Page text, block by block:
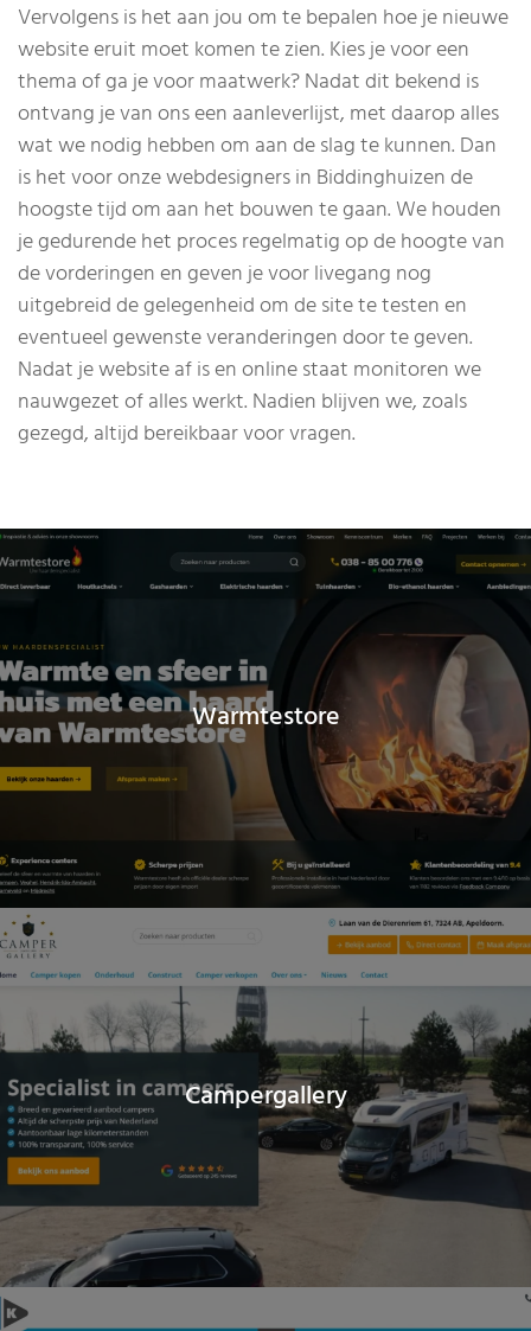
Vervolgens is het aan jou om te bepalen hoe je nieuwe
website eruit moet komen te zien. Kies je voor een
thema of ga je voor maatwerk? Nadat dit bekend is
ontvang je van ons een aanleverlijst, met daarop alles
wat we nodig hebben om aan de slag te kunnen. Dan
is het voor onze webdesigners in Biddinghuizen de
hoogste tijd om aan het bouwen te gaan. We houden
je gedurende het proces regelmatig op de hoogte van
de vorderingen en geven je voor livegang nog
uitgebreid de gelegenheid om de site te testen en
eventueel gewenste veranderingen door te geven.
Nadat je website af is en online staat monitoren we
nauwgezet of alles werkt. Nadien blijven we, zoals
gezegd, altijd bereikbaar voor vragen.
Warmtestore
Campergallery